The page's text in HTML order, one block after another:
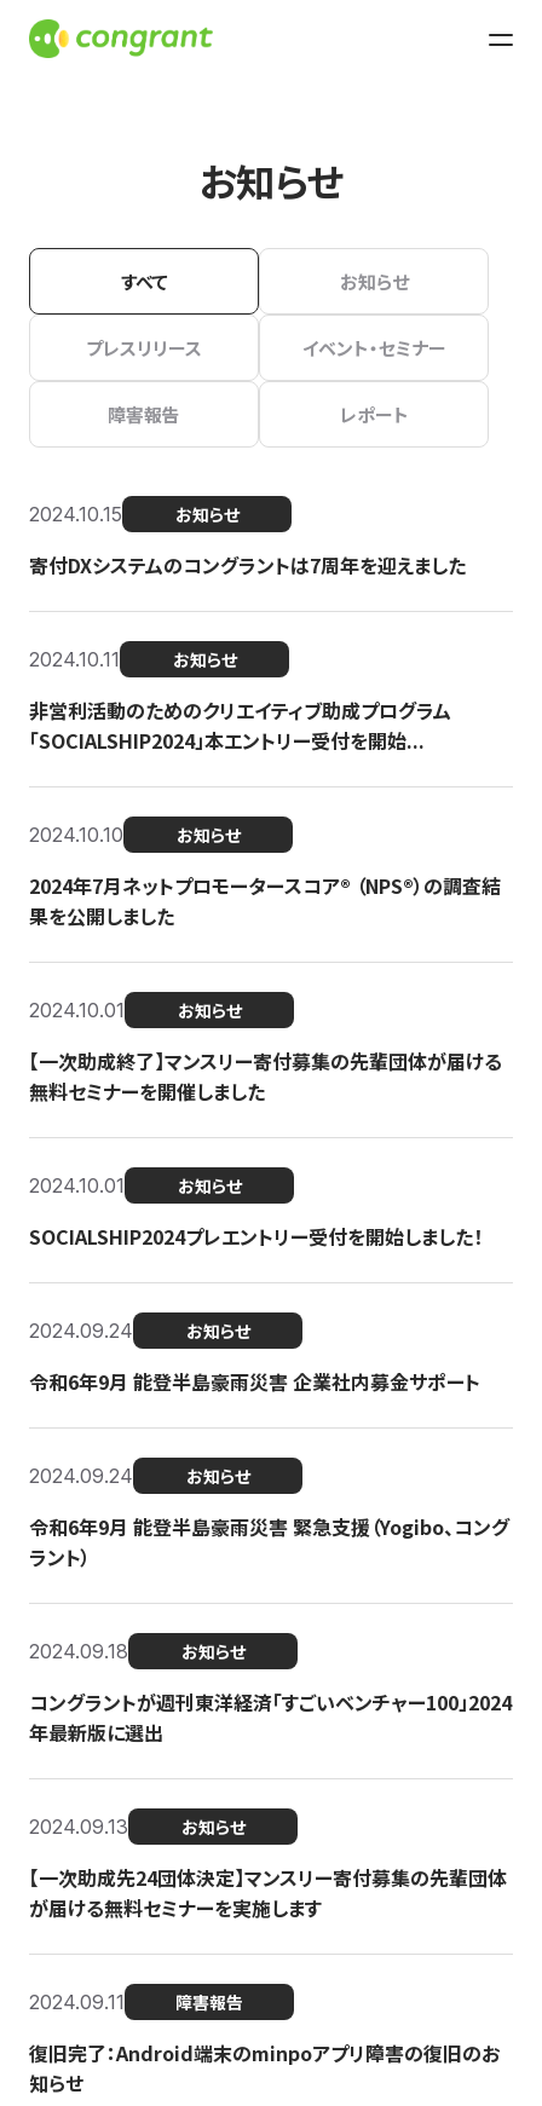
お知らせ
すべて お知らせ
プレスリリース イベント・セミナー
障害報告 レポート
2024.10.15 お知らせ
寄付DXシステムのコングラントは7周年を迎えました
2024.10.11 お知らせ
非営利活動のためのクリエイティブ助成プログラム
「SOCIALSHIP2024」本エントリー受付を開始...
2024.10.10 お知らせ
2024年7月ネットプロモータースコア®︎ （NPS®︎）の調査結
果を公開しました
2024.10.01 お知らせ
【一次助成終了】マンスリー寄付募集の先輩団体が届ける
無料セミナーを開催しました
2024.10.01 お知らせ
SOCIALSHIP2024プレエントリー受付を開始しました！
2024.09.24 お知らせ
令和6年9月 能登半島豪雨災害 企業社内募金サポート
2024.09.24 お知らせ
令和6年9月 能登半島豪雨災害 緊急支援（Yogibo、コング
ラント）
2024.09.18 お知らせ
コングラントが週刊東洋経済「すごいベンチャー100」2024
年最新版に選出
2024.09.13 お知らせ
【一次助成先24団体決定】マンスリー寄付募集の先輩団体
が届ける無料セミナーを実施します
2024.09.11 障害報告
復旧完了：Android端末のminpoアプリ障害の復旧のお
知らせ